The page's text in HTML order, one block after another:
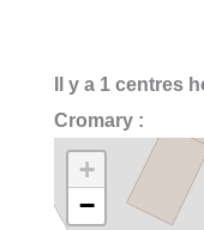
Il y a 1 centres
Cromary :
+
−